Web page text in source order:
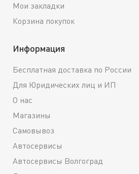
Мои закладки
Корзина покупок
Информация
Бесплатная доставка по России
Для Юридических лиц и ИП
О нас
Магазины
Самовывоз
Автосервисы
Автосервисы Волгоград